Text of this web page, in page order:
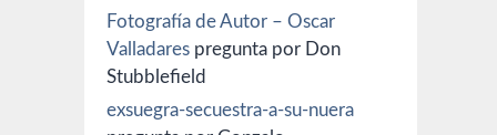
Fotografía de Autor – Oscar
Valladares pregunta por Don
Stubblefield
exsuegra-secuestra-a-su-nuera